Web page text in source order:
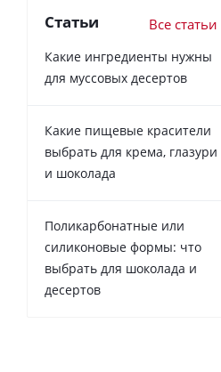
Статьи Все статьи
Какие ингредиенты нужны
для муссовых десертов
Какие пищевые красители
выбрать для крема, глазури
и шоколада
Поликарбонатные или
силиконовые формы: что
выбрать для шоколада и
десертов